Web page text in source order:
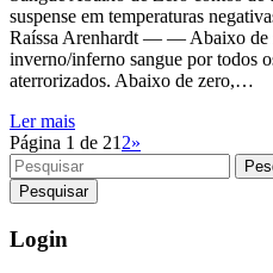
suspense em temperaturas
Raíssa Arenhardt — — Abaixo de
inverno/inferno sangue por todos
aterrorizados. Abaixo de zero,…
Ler mais
Página 1 de 21 2»
Login